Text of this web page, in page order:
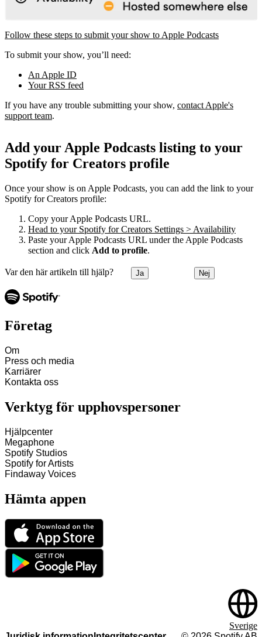
Follow these steps to submit your show to Apple Podcasts
To submit your show, you’ll need:
An Apple ID
Your RSS feed
If you have any trouble submitting your show, contact Apple's
support team.
Add your Apple Podcasts listing to your
Spotify for Creators profile
Once your show is on Apple Podcasts, you can add the link to your
Spotify for Creators profile:
Copy your Apple Podcasts URL.
Head to your Spotify for Creators Settings > Availability
Paste your Apple Podcasts URL under the Apple Podcasts
section and click Add to profile.
Var den här artikeln till hjälp? Ja Nej
Företag
Om
Press och media
Karriärer
Kontakta oss
Verktyg för upphovspersoner
Hjälpcenter
Megaphone
Spotify Studios
Spotify for Artists
Findaway Voices
Hämta appen
Sverige